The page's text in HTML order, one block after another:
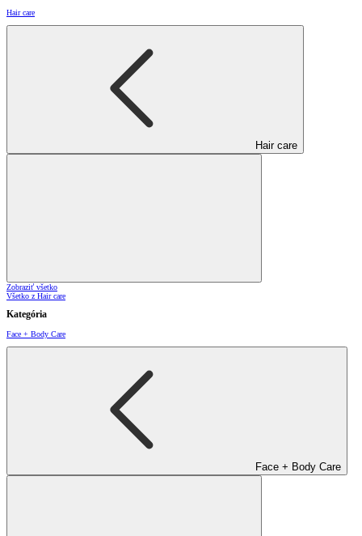
Hair care
Hair care
Zobraziť všetko
Všetko z Hair care
Kategória
Face + Body Care
Face + Body Care